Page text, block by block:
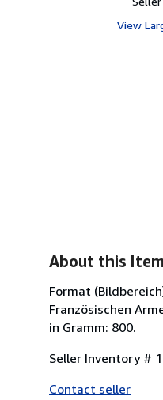
View
About this Item
Format
Französischen
in Gramm: 800.
Seller Inventory #
Contact seller